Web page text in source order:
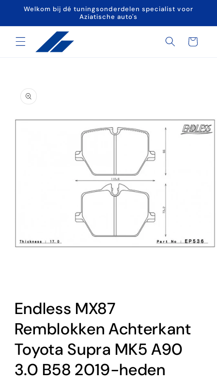
naar de
Welkom bij dé tuningsonderdelen specialist voor
Aziatische auto's
Winkelwagen
direct naar
openen
in
modaal
Endless MX87
Remblokken Achterkant
Toyota Supra MK5 A90
3.0 B58 2019-heden